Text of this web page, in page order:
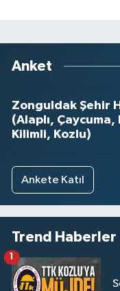
Anket
Zonguldak Şehir
(Alaplı,
Kilimli, Kozlu)
Ankete Katıl
Trend Haberler
1